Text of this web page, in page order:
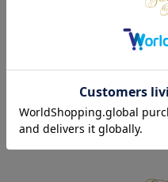
初めての
レビ